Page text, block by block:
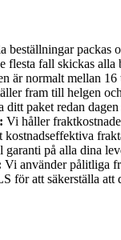
beställningar packas
flesta fall skickas alla
är normalt mellan
fram till helgen
ditt paket redan
Vi håller
kostnadseffektiva
på alla dina
Vi använder pålitliga
för att säkerställa att